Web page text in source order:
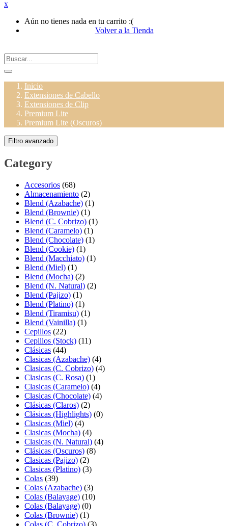
x
Aún no tienes nada en tu carrito :(
Volver a la Tienda
Inicio
Extensiones de Cabello
Extensiones de Clip
Premium Lite
Premium Lite (Oscuros)
Filtro avanzado
Category
Accesorios (68)
Almacenamiento (2)
Blend (Azabache) (1)
Blend (Brownie) (1)
Blend (C. Cobrizo) (1)
Blend (Caramelo) (1)
Blend (Chocolate) (1)
Blend (Cookie) (1)
Blend (Macchiato) (1)
Blend (Miel) (1)
Blend (Mocha) (2)
Blend (N. Natural) (2)
Blend (Pajizo) (1)
Blend (Platino) (1)
Blend (Tiramisu) (1)
Blend (Vainilla) (1)
Cepillos (22)
Cepillos (Stock) (11)
Clásicas (44)
Clasicas (Azabache) (4)
Clasicas (C. Cobrizo) (4)
Clasicas (C. Rosa) (1)
Clasicas (Caramelo) (4)
Clasicas (Chocolate) (4)
Clásicas (Claros) (2)
Clásicas (Highlights) (0)
Clasicas (Miel) (4)
Clasicas (Mocha) (4)
Clasicas (N. Natural) (4)
Clásicas (Oscuros) (8)
Clasicas (Pajizo) (2)
Clasicas (Platino) (3)
Colas (39)
Colas (Azabache) (3)
Colas (Balayage) (10)
Colas (Balayage) (0)
Colas (Brownie) (1)
Colas (C. Cobrizo) (3)